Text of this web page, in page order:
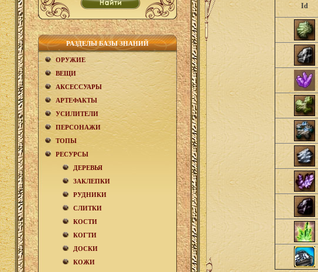
РАЗДЕЛЫ БАЗЫ ЗНАНИЙ
ОРУЖИЕ
ВЕЩИ
АКCЕСCУАРЫ
АРТЕФАКТЫ
УСИЛИТЕЛИ
ПЕРСОНАЖИ
ТОПЫ
РЕСУРСЫ
ДЕРЕВЬЯ
ЗАКЛЕПКИ
РУДНИКИ
СЛИТКИ
КОСТИ
КОГТИ
ДОСКИ
КОЖИ
Id